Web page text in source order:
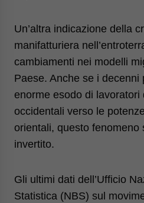
Un’altra indicazione della
manifatturiera
cambiamenti nei modelli
Paese. Anche se i decenni
enorme esodo di
occidentali verso le
orientali, questo fenomeno
invertito.
Gli ultimi dati dell’Ufficio
Statistica (NBS) sul